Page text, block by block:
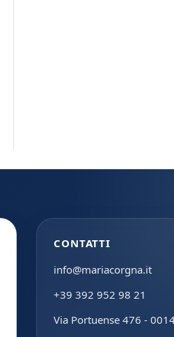
CONTATTI
info@mariacorgna.it
+39 392 952 98 21
Via Portuense 476 -